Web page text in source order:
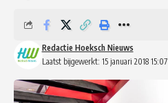
Laatst bijgewerkt: 15 januari 2018 15:07
Redactie Hoeksch Nieuws